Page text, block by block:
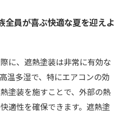
全員が喜ぶ快適な夏を迎えよ
に、遮熱塗装は非常に有効な
温多湿で、特にエアコンの効
塗装を施すことで、外部の熱
適性を確保できます。遮熱塗